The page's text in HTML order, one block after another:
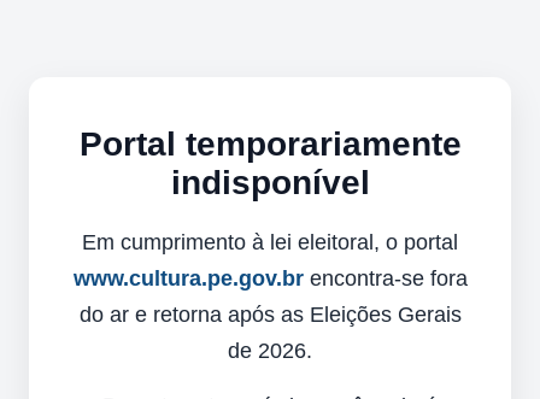
Portal temporariamente
indisponível
Em cumprimento à lei eleitoral, o portal
www.cultura.pe.gov.brencontra-se fora
do ar e retorna após as Eleições Gerais
de 2026.